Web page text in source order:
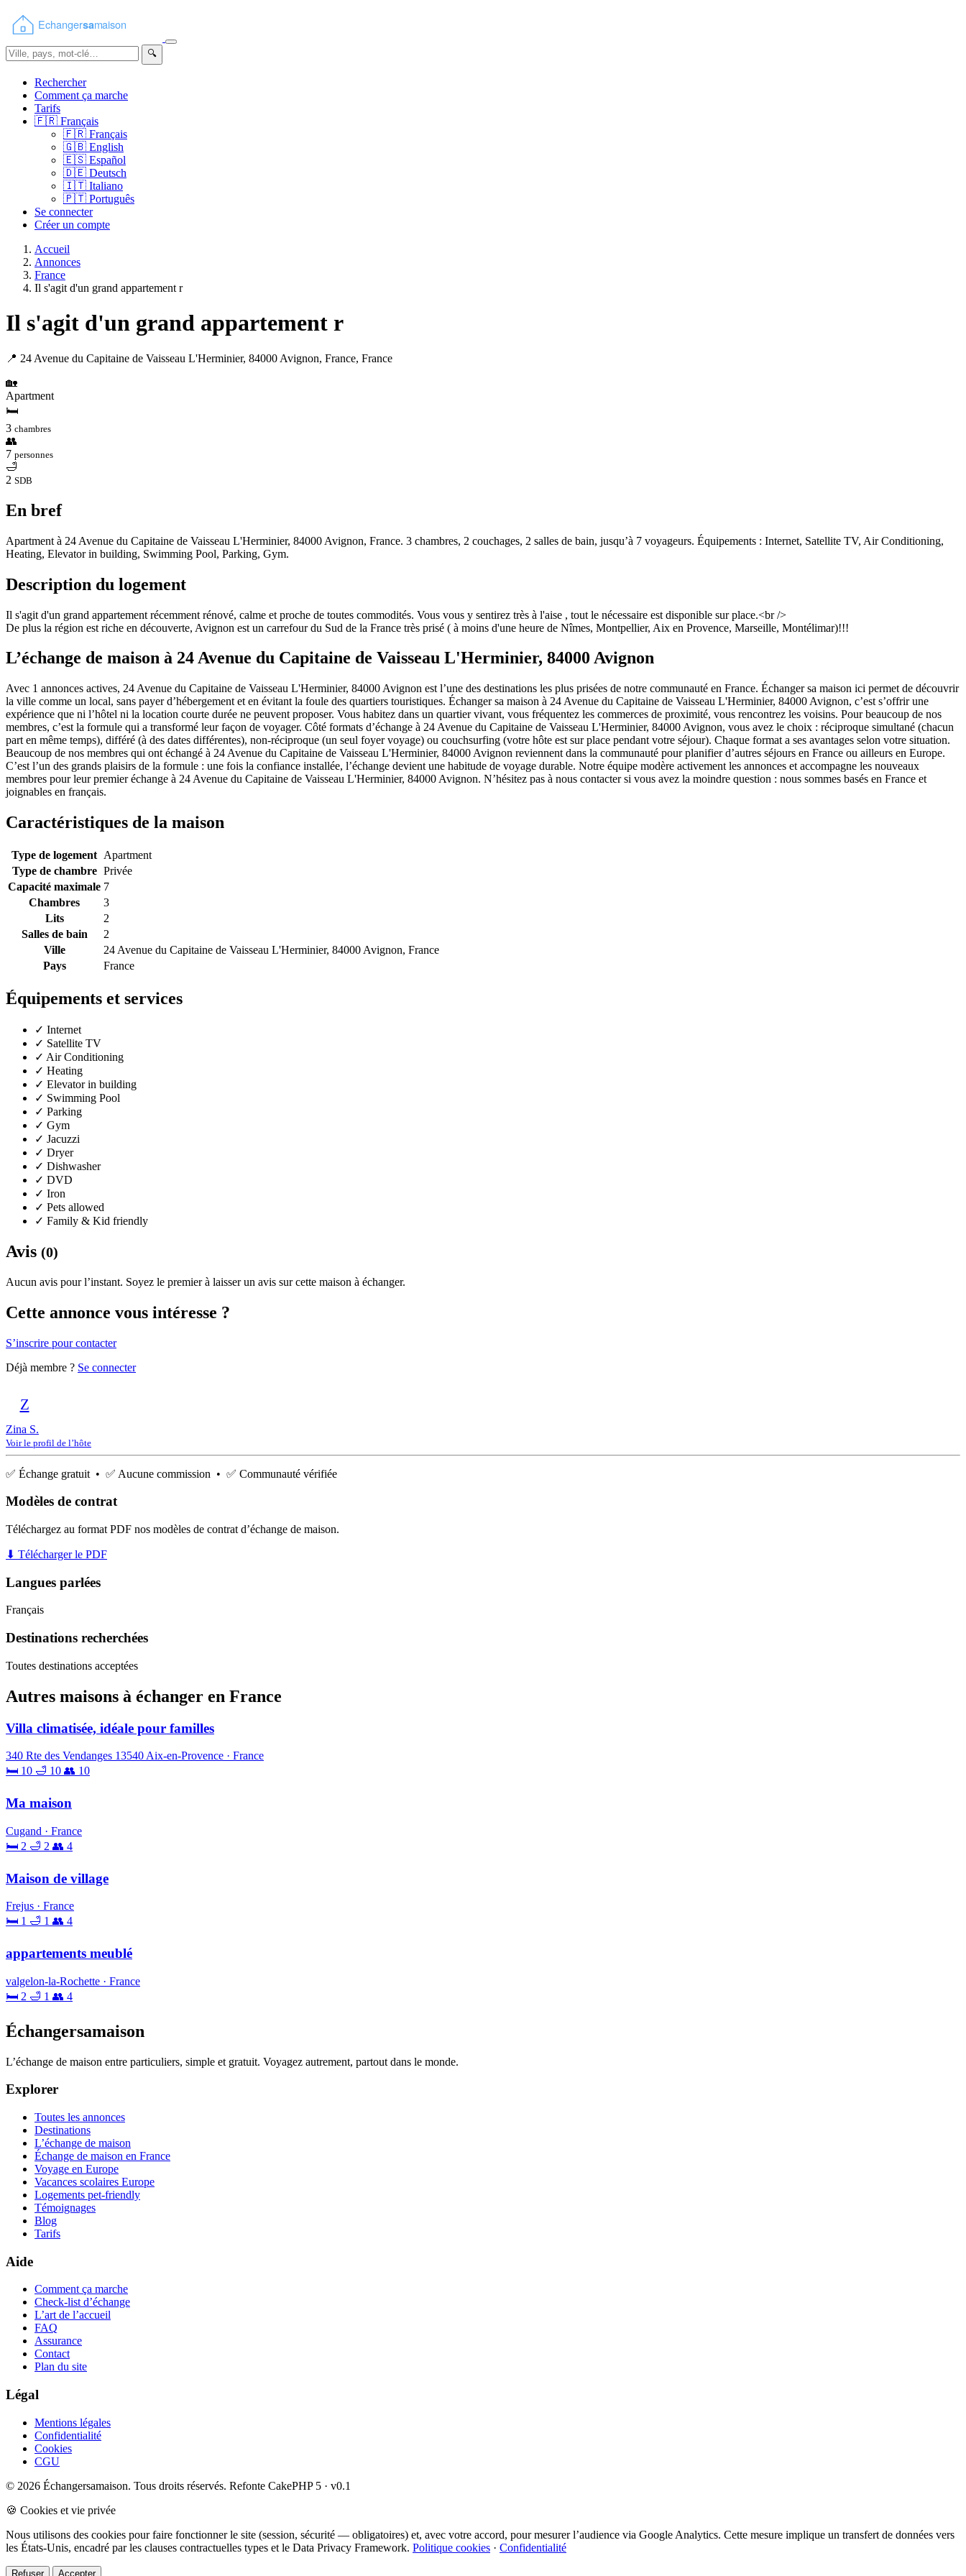
🔍
Rechercher
Comment ça marche
Tarifs
🇫🇷 Français
🇫🇷 Français
🇬🇧 English
🇪🇸 Español
🇩🇪 Deutsch
🇮🇹 Italiano
🇵🇹 Português
Se connecter
Créer un compte
Accueil
Annonces
France
Il s'agit d'un grand appartement r
Il s'agit d'un grand appartement r
📍 24 Avenue du Capitaine de Vaisseau L'Herminier, 84000 Avignon, France, France
🏡
Apartment
🛏
3 chambres
👥
7 personnes
🛁
2 SDB
En bref
Apartment à 24 Avenue du Capitaine de Vaisseau L'Herminier, 84000 Avignon, France. 3 chambres, 2 couchages, 2 salles de bain, jusqu’à 7 voyageurs. Équipements : Internet, Satellite TV, Air Conditioning,
Heating, Elevator in building, Swimming Pool, Parking, Gym.
Description du logement
Il s'agit d'un grand appartement récemment rénové, calme et proche de toutes commodités. Vous vous y sentirez très à l'aise , tout le nécessaire est disponible sur place.<br />
De plus la région est riche en découverte, Avignon est un carrefour du Sud de la France très prisé ( à moins d'une heure de Nîmes, Montpellier, Aix en Provence, Marseille, Montélimar)!!!
L’échange de maison à 24 Avenue du Capitaine de Vaisseau L'Herminier, 84000 Avignon
Avec 1 annonces actives, 24 Avenue du Capitaine de Vaisseau L'Herminier, 84000 Avignon est l’une des destinations les plus prisées de notre communauté en France. Échanger sa maison ici permet de découvrir
la ville comme un local, sans payer d’hébergement et en évitant la foule des quartiers touristiques. Échanger sa maison à 24 Avenue du Capitaine de Vaisseau L'Herminier, 84000 Avignon, c’est s’offrir une
expérience que ni l’hôtel ni la location courte durée ne peuvent proposer. Vous habitez dans un quartier vivant, vous fréquentez les commerces de proximité, vous rencontrez les voisins. Pour beaucoup de nos
membres, c’est la formule qui a transformé leur façon de voyager. Côté formats d’échange à 24 Avenue du Capitaine de Vaisseau L'Herminier, 84000 Avignon, vous avez le choix : réciproque simultané (chacun
part en même temps), différé (à des dates différentes), non-réciproque (un seul foyer voyage) ou couchsurfing (votre hôte est sur place pendant votre séjour). Chaque format a ses avantages selon votre situation.
Beaucoup de nos membres qui ont échangé à 24 Avenue du Capitaine de Vaisseau L'Herminier, 84000 Avignon reviennent dans la communauté pour planifier d’autres séjours en France ou ailleurs en Europe.
C’est l’un des grands plaisirs de la formule : une fois la confiance installée, l’échange devient une habitude de voyage durable. Notre équipe modère activement les annonces et accompagne les nouveaux
membres pour leur premier échange à 24 Avenue du Capitaine de Vaisseau L'Herminier, 84000 Avignon. N’hésitez pas à nous contacter si vous avez la moindre question : nous sommes basés en France et
joignables en français.
Caractéristiques de la maison
Type de logement Apartment
Type de chambre Privée
Capacité maximale 7
Chambres
3
Lits
2
Salles de bain
2
Ville
24 Avenue du Capitaine de Vaisseau L'Herminier, 84000 Avignon, France
Pays
France
Équipements et services
✓ Internet
✓ Satellite TV
✓ Air Conditioning
✓ Heating
✓ Elevator in building
✓ Swimming Pool
✓ Parking
✓ Gym
✓ Jacuzzi
✓ Dryer
✓ Dishwasher
✓ DVD
✓ Iron
✓ Pets allowed
✓ Family & Kid friendly
Avis (0)
Aucun avis pour l’instant. Soyez le premier à laisser un avis sur cette maison à échanger.
Cette annonce vous intéresse ?
S’inscrire pour contacter
Déjà membre ? Se connecter
Z
Zina S.
Voir le profil de l’hôte
✅ Échange gratuit • ✅ Aucune commission • ✅ Communauté vérifiée
Modèles de contrat
Téléchargez au format PDF nos modèles de contrat d’échange de maison.
⬇ Télécharger le PDF
Langues parlées
Français
Destinations recherchées
Toutes destinations acceptées
Autres maisons à échanger en France
Villa climatisée, idéale pour familles
340 Rte des Vendanges 13540 Aix-en-Provence · France
🛏 10 🛁 10 👥 10
Ma maison
Cugand · France
🛏 2 🛁 2 👥 4
Maison de village
Frejus · France
🛏 1 🛁 1 👥 4
appartements meublé
valgelon-la-Rochette · France
🛏 2 🛁 1 👥 4
Échangersamaison
L’échange de maison entre particuliers, simple et gratuit. Voyagez autrement, partout dans le monde.
Explorer
Toutes les annonces
Destinations
L’échange de maison
Échange de maison en France
Voyage en Europe
Vacances scolaires Europe
Logements pet-friendly
Témoignages
Blog
Tarifs
Aide
Comment ça marche
Check-list d’échange
L’art de l’accueil
FAQ
Assurance
Contact
Plan du site
Légal
Mentions légales
Confidentialité
Cookies
CGU
© 2026 Échangersamaison. Tous droits réservés. Refonte CakePHP 5 · v0.1
🍪 Cookies et vie privée
Nous utilisons des cookies pour faire fonctionner le site (session, sécurité — obligatoires) et, avec votre accord, pour mesurer l’audience via Google Analytics. Cette mesure implique un transfert de données vers
les États-Unis, encadré par les clauses contractuelles types et le Data Privacy Framework. Politique cookies · Confidentialité
Refuser Accepter